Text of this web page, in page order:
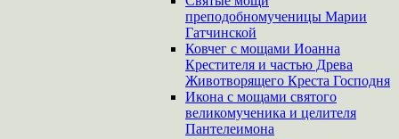
преподобномученицы Марии
Гатчинской
Ковчег с мощами Иоанна
Крестителя и частью Древа
Животворящего Креста Господня
Икона с мощами святого
великомученика и целителя
Пантелеимона